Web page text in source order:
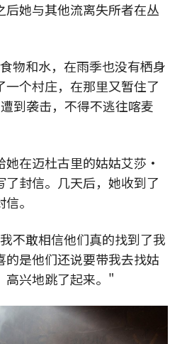
后她与其他流离失所者在丛
物和水，在雨季也没有栖身
个村庄，在那里又暂住了
到袭击，不得不逃往喀麦
她在迈杜古里的姑姑艾莎·
了封信。几天后，她收到了
。
不敢相信他们真的找到了我
的是他们还说要带我去找姑
高兴地跳了起来。"